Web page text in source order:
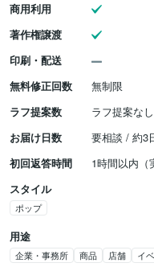
商用利用
著作権譲渡
印刷・配送
無料修正回数
無制限
ラフ提案数
ラフ提案なし
お届け日数
要相談 / 約3
初回返答時間
1時間以内（
スタイル
ポップ
用途
企業・事務所 商品 店舗 イ